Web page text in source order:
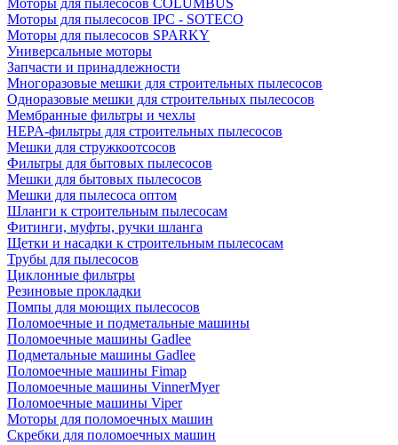
Моторы для пылесосов COLUMBUS
Моторы для пылесосов IPC - SOTECO
Моторы для пылесосов SPARKY
Универсальные моторы
Запчасти и принадлежности
Многоразовые мешки для строительных пылесосов
Одноразовые мешки для строительных пылесосов
Мембранные фильтры и чехлы
HEPA-фильтры для строительных пылесосов
Мешки для стружкоотсосов
Фильтры для бытовых пылесосов
Мешки для бытовых пылесосов
Мешки для пылесоса оптом
Шланги к строительным пылесосам
Фитинги, муфты, ручки шланга
Щетки и насадки к строительным пылесосам
Трубы для пылесосов
Циклонные фильтры
Резиновые прокладки
Помпы для моющих пылесосов
Поломоечные и подметальные машины
Поломоечные машины Gadlee
Подметальные машины Gadlee
Поломоечные машины Fimap
Поломоечные машины VinnerMyer
Поломоечные машины Viper
Моторы для поломоечных машин
Скребки для поломоечных машин